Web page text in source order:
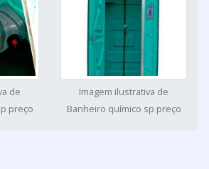
de
preço
Imagem ilustrativa de
Banheiro químico sp preço